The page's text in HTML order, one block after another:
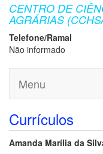
CENTRO DE
AGRÁRIAS
Telefone/Ramal
Não informado
Menu
Currículos
Amanda Marília da